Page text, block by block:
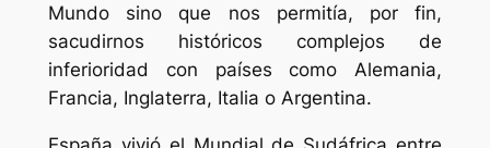
Mundo sino que nos permitía, por fin,
sacudirnos históricos complejos de
inferioridad con países como Alemania,
Francia, Inglaterra, Italia o Argentina.